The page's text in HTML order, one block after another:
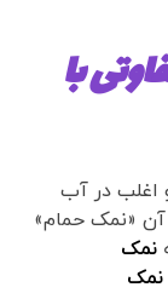
با
اغلب در آب
«نمک حمام»
نمک
نمک